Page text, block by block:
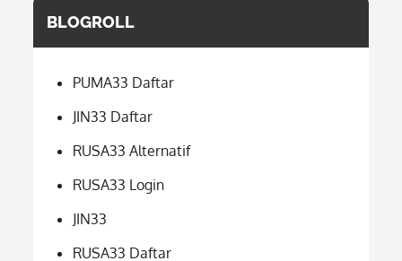
BLOGROLL
PUMA33 Daftar
JIN33 Daftar
RUSA33 Alternatif
RUSA33 Login
JIN33
RUSA33 Daftar